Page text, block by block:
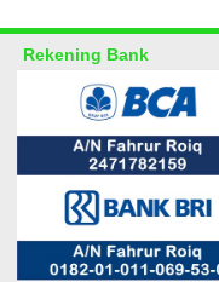
Rekening Bank